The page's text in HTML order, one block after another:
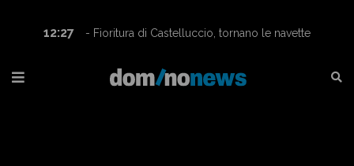
12:27
- Fioritura di Castelluccio, tornano le navette